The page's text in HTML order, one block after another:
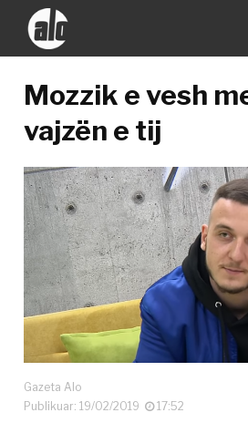
Mozzik e vesh
vajzën e tij
Gazeta Alo
Publikuar: 19/02/2019
17:52